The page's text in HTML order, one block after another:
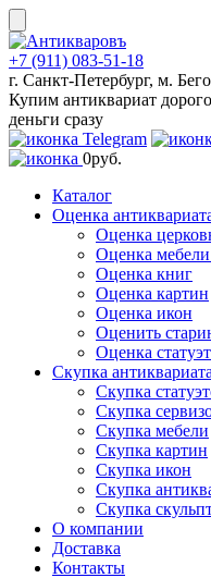
Skip
to
content
+7 (911) 083-51-18
г. Санкт-Петербург, м.
Купим антиквариат дорого
деньги сразу
0руб.
Каталог
Оценка
Оценка
Оценка
Оценка книг
Оценка картин
Оценка икон
Оценить
Оценка
Скупка антиквариата
Скупка
Скупка
Скупка мебели
Скупка картин
Скупка икон
Скупка
Скупка
О компании
Доставка
Контакты